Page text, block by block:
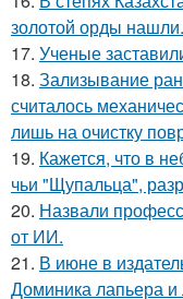
золотой орды нашли.
17. Ученые
18. Зализывание
считалось
лишь на очистку
19. Кажется, что в
чьи "Щупальца",
20. Назвали
от ИИ.
21. В июне в
Доминика лапьера